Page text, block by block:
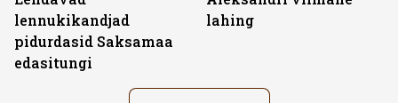
lennukikandjad
pidurdasid Saksamaa
edasitungi
lahing